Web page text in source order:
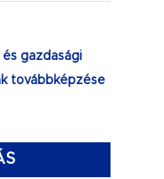
gazdasági
továbbképzése